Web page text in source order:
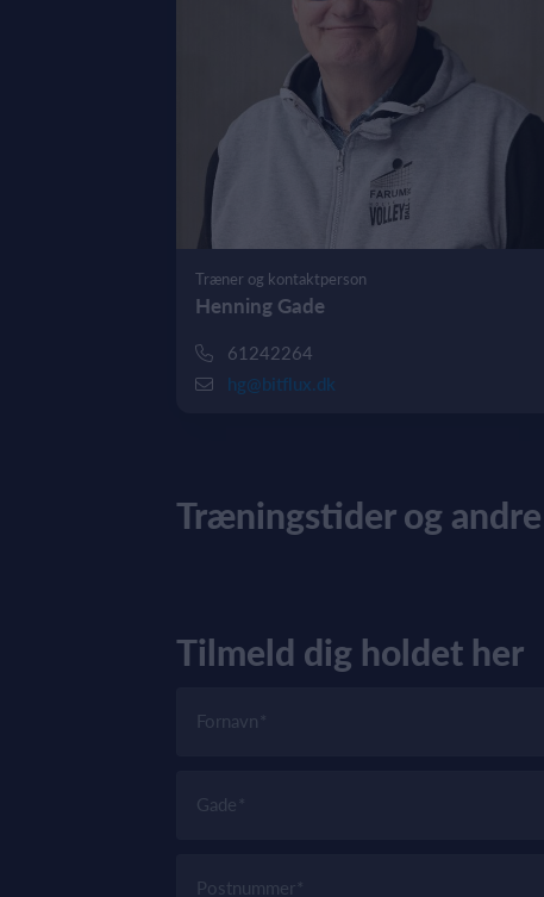
Træner og kontaktperson
Henning Gade
61242264
hg@bitflux.dk
Træningstider og
Tilmeld dig holdet her
Fornavn
Gade
Postnummer